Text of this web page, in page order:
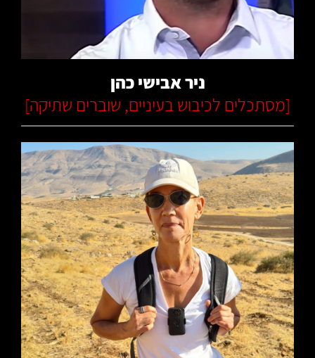
קרא עוד
ניר אבישי כהן
[מסתכלים לכיבוש בעיניים, שוברים שתיקה]
קרא עוד